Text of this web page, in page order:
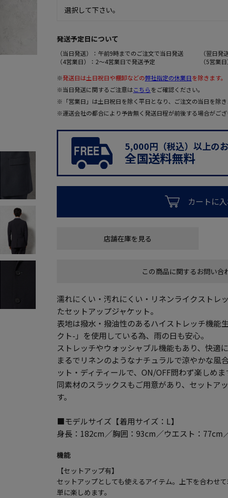
発送予定日について
（当日発送）：午前9時までのご注文で当日発送
（翌日
（4営業日）：2～4営業日で発送予定
（5営業
※発送日は土日祝日や棚卸などの弊社指定の休業日を除きます。
※当日発送に関するご注意はこちらをご確認ください。
※「営業日」は土日祝日を除く平日となり、ご注文の当日を除き
※運送会社の都合により予告無く発送日程が前後する場合がござ
5,000円（税込）以上の
全国送料無料
カートに
店舗在庫を見る
この商品に関するお問い合
濡れにくい・汚れにくい・リネンライクストレ
たセットアップジャケット。
表地は撥水・撥油性のあるハイストレッチ機能
クト-」を使用している為、雨の日も安心。
ストレッチやウォッシャブル機能もあり、快適に
まるでリネンのようなナチュラルで涼やかな風
ット・ディティールで、ON/OFF問わず楽しめま
同素材のスラックスもご用意があり、セットア
す。
■モデルサイズ【着用サイズ：L】
身長：182cm／胸囲：93cm／ウエスト：77cm
機能
【セットアップ有】
セットアップとしても使えるアイテム。上下を合わせ
単に楽しめます。